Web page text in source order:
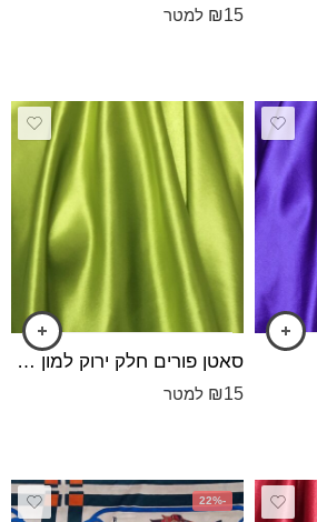
₪15 למטר
סאטן פורים חלק ירוק למון גראס כהה
₪15 למטר
-22%